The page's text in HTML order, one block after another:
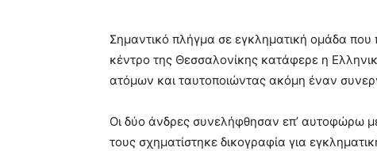
Σημαντικό πλήγμα σε εγκληματική ομάδα που
κέντρο της Θεσσαλονίκης κατάφερε η
ατόμων και ταυτοποιώντας ακόμη έναν
Οι δύο άνδρες συνελήφθησαν επ’ αυτοφώρω
τους σχηματίστηκε δικογραφία για